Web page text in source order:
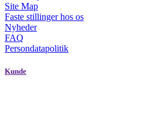
Site Map
Faste stillinger hos os
Nyheder
FAQ
Persondatapolitik
Kunde